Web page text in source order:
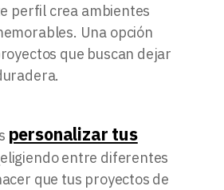
perfil crea ambientes
Una opción
que buscan dejar
personalizar tus
eligiendo entre diferentes
que tus proyectos de